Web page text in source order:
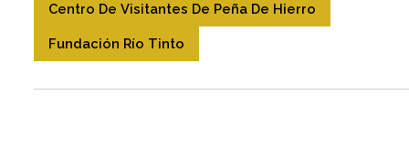
Centro De Visitantes De Peña De Hierro
Fundación Río Tinto